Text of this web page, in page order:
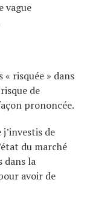
vague
risquée » dans
de
prononcée.
de
du marché
dans la
avoir de